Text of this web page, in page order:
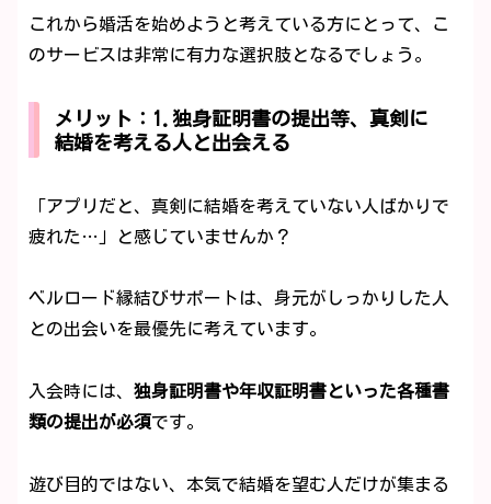
これから婚活を始めようと考えている方にとって、こ
のサービスは非常に有力な選択肢となるでしょう。
メリット：1.独身証明書の提出等、真剣に
結婚を考える人と出会える
「アプリだと、真剣に結婚を考えていない人ばかりで
疲れた…」と感じていませんか？
ベルロード縁結びサポートは、身元がしっかりした人
との出会いを最優先に考えています。
入会時には、 独身証明書や年収証明書といった各種書
類の提出が必須です。
遊び目的ではない、本気で結婚を望む人だけが集まる